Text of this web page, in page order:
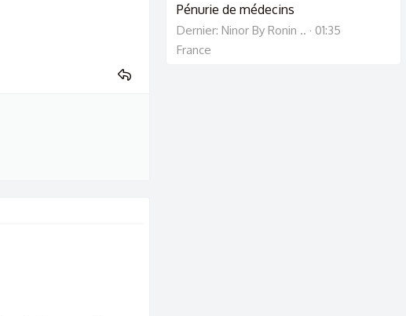
Pénurie de médecins
Dernier: Ninor By Ronin ..
01:35
France